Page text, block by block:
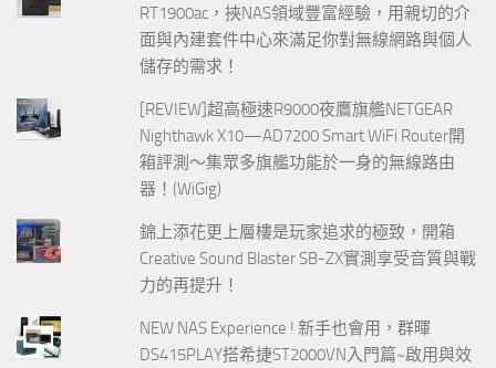
RT1900ac，挾NAS領域豐富經驗，用親切的介
面與內建套件中心來滿足你對無線網路與個人
儲存的需求！
[REVIEW]超高極速R9000夜鷹旗艦NETGEAR
Nighthawk X10—AD7200 Smart WiFi Router開
箱評測～集眾多旗艦功能於一身的無線路由
器！(WiGig)
錦上添花更上層樓是玩家追求的極致，開箱
Creative Sound Blaster SB-ZX實測享受音質與戰
力的再提升！
NEW NAS Experience ! 新手也會用，群暉
DS415PLAY搭希捷ST2000VN入門篇~啟用與效